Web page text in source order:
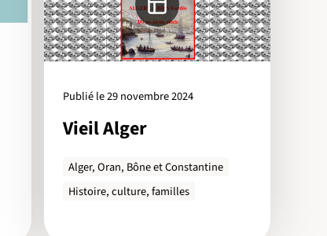
Publié le 29 novembre 2024
Vieil Alger
Alger, Oran, Bône et Constantine
Histoire, culture, familles